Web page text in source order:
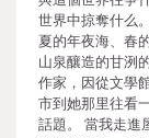
世界中掠奪什么
夏的年夜海、春
山泉釀造的甘洌
作家，因從文學
市到她那里往看
話題。 當我走進